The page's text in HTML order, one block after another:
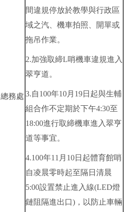
總務處
間違規停放於教學與行政區
域之汽、機車拍照、開單或
拖吊作業。
2.加強取締L哨機車違規進入
翠亨道。
3.自100年10月19日起與生輔
組合作不定期於下午4:30至
18:00進行取締機車進入翠亨
道等事宜。
4.100年11月10日起體育館哨
自凌晨零時起至隔日清晨
5:00設置禁止進入線(LED燈
鏈阻隔進出口)，以防止車輛